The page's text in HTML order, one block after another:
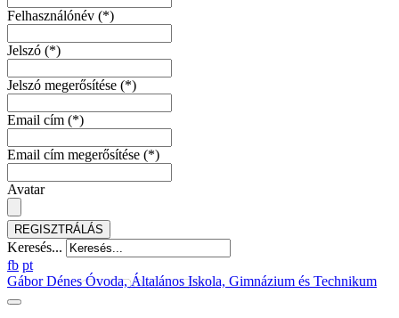
Felhasználónév (*)
Jelszó (*)
Jelszó megerősítése (*)
Email cím (*)
Email cím megerősítése (*)
Avatar
REGISZTRÁLÁS
Keresés...
fb pt
Gábor Dénes Óvoda, Általános Iskola, Gimnázium és Technikum